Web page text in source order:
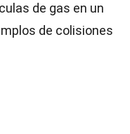
de gas en un
de colisiones